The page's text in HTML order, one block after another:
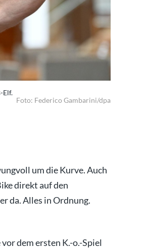
Elf.
Foto: Federico Gambarini/dpa
um die Kurve. Auch
direkt auf den
da. Alles in Ordnung.
dem ersten K.-o.-Spiel